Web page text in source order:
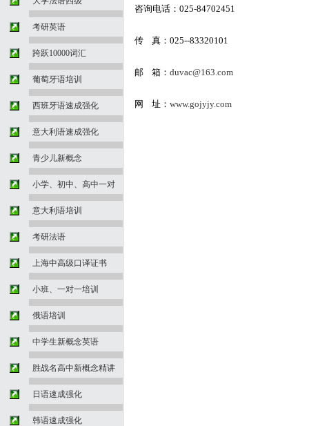
考研英语
跨跃10000词汇
葡萄牙语培训
西班牙语速成强化
意大利语速成强化
青少儿新概念
小学、初中、高中一对
意大利语培训
考研法语
上海中高级口译证书
小班、一对一培训
俄语培训
中学生新概念英语
胜战名高中新概念精讲
日语速成强化
韩语速成强化
咨询电话：025-84702451
传 真：025--83320101
邮 箱： duvac@163.com
网 址： www.gojyjy.com